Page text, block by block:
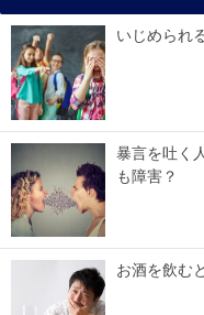
いじめられ
暴言を吐く
も障害？
お酒を飲む